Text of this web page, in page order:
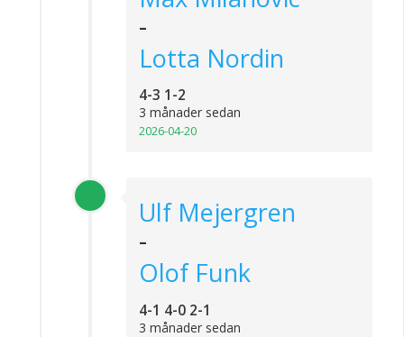
-
Lotta Nordin
4-3 1-2
3 månader sedan
2026-04-20
Ulf Mejergren
-
Olof Funk
4-1 4-0 2-1
3 månader sedan